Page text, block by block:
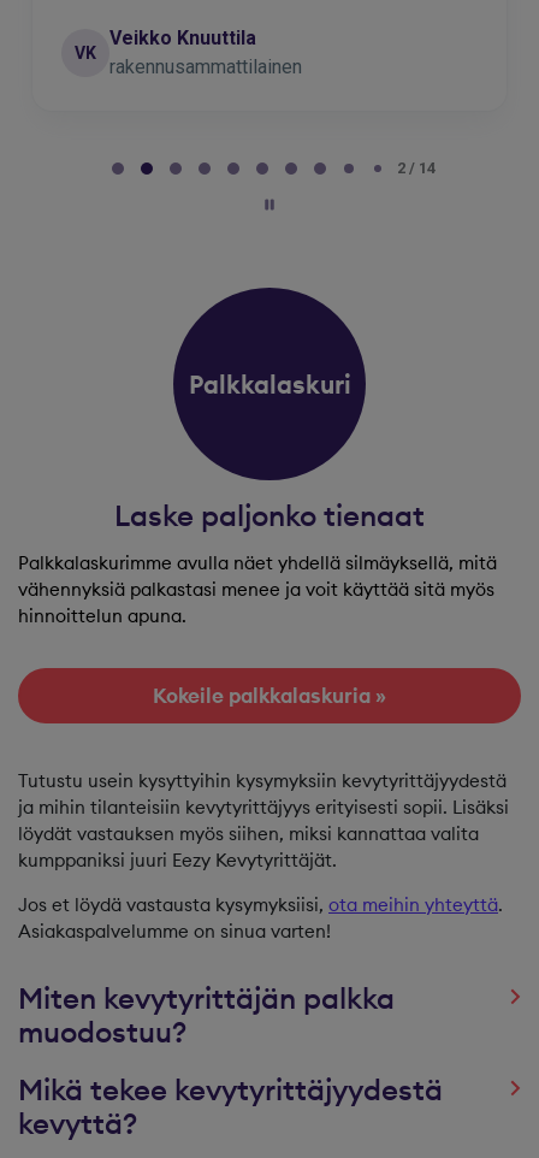
VK
Veikko Knuuttila
rakennusammattilainen
2 / 14
Palkkalaskuri
Laske paljonko tienaat
Palkkalaskurimme avulla näet yhdellä silmäyksellä, mitä
vähennyksiä palkastasi menee ja voit käyttää sitä myös
hinnoittelun apuna.
Kokeile palkkalaskuria »
Tutustu usein kysyttyihin kysymyksiin kevytyrittäjyydestä
ja mihin tilanteisiin kevytyrittäjyys erityisesti sopii. Lisäksi
löydät vastauksen myös siihen, miksi kannattaa valita
kumppaniksi juuri Eezy Kevytyrittäjät.
Jos et löydä vastausta kysymyksiisi, ota meihin yhteyttä.
Asiakaspalvelumme on sinua varten!
Miten kevytyrittäjän palkka
muodostuu?
Mikä tekee kevytyrittäjyydestä
kevyttä?